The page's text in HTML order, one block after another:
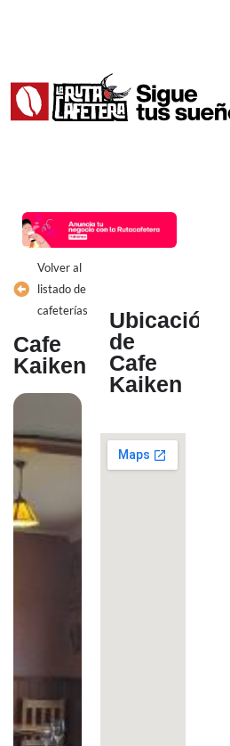
Volver al
listado de
cafeterías
Cafe
Kaiken
Ubicación
de
Cafe
Kaiken